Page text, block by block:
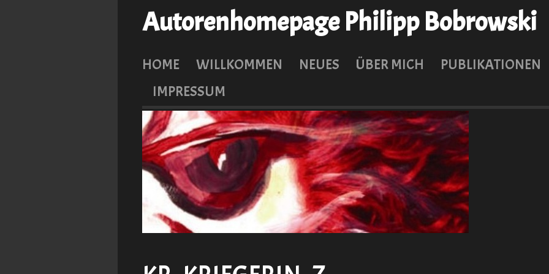
Autorenhomepage Philipp Bobrowski
HOME WILLKOMMEN NEUES ÜBER MICH
PUBLIKATIONEN
IMPRESSUM